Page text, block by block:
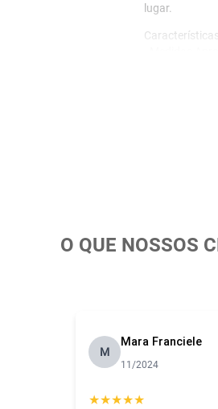
lugar.
Incomfral
O QUE NOSSOS
M
Mara Franciele
11/2024
★★★★★